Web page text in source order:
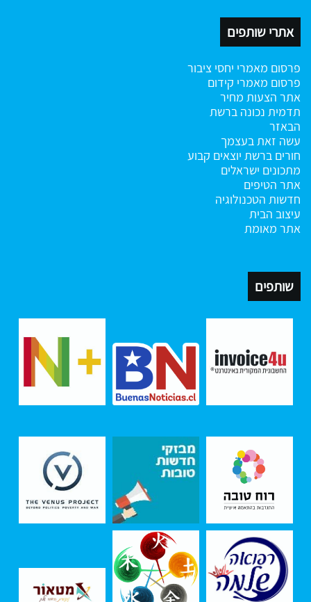
אתרי שותפים
פרסום מאמרי יחסי ציבור
פרסום מאמרי קידום
אתר הצעות מחיר
תדמית נכונה ברשת
הבאזר
עשה זאת בעצמך
חורים ברשת יוצאים קבוע
מתכונים ישראלים
אתר הטיפים
חדשות הטכנולוגיה
עיצוב הבית
אתר מאומת
שותפים